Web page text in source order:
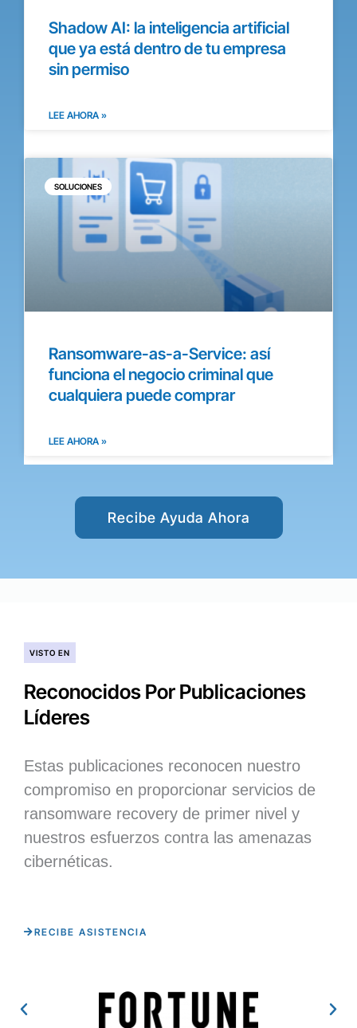
Shadow AI: la inteligencia artificial
que ya está dentro de tu empresa
sin permiso
LEE AHORA »
SOLUCIONES
Ransomware-as-a-Service: así
funciona el negocio criminal que
cualquiera puede comprar
LEE AHORA »
Recibe Ayuda Ahora
VISTO EN
Reconocidos Por Publicaciones
Líderes
Estas publicaciones reconocen nuestro
compromiso en proporcionar servicios de
ransomware recovery de primer nivel y
nuestros esfuerzos contra las amenazas
cibernéticas.
RECIBE ASISTENCIA